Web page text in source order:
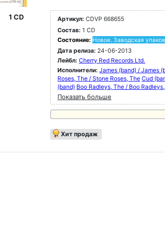
1 CD Артикул: CDVP 668655
Состав: 1 CD
Состояние: Новое. Заводская
Дата релиза: 24-06-2013
Лейбл: Cherry Red Records Ltd.
Исполнители: James (band) / James
Roses, The / Stone Roses, The Cud
(band) Boo Radleys, The / Boo
Показать больше
Хит продаж